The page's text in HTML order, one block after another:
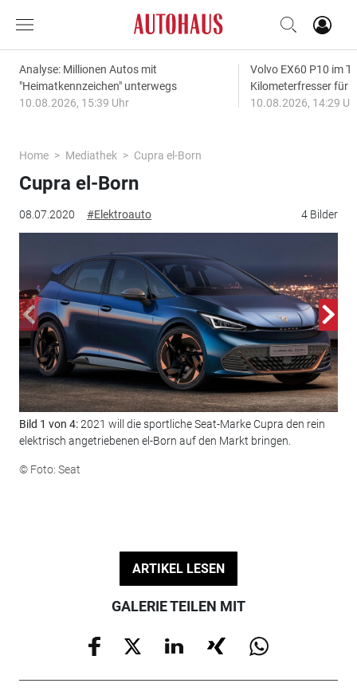
Analyse: Millionen Autos mit
"Heimatkennzeichen" unterwegs
10.08.2026, 15:39 Uhr
Volvo EX60 P10 im
Kilometerfresser für
10.08.2026, 14:29
Home Mediathek Cupra el-Born
08.07.2020 #Elektroauto 4 Bilder
Cupra el-Born
Bild 1 von 4:2021 will die sportliche Seat-Marke Cupra den rein
elektrisch angetriebenen el-Born auf den Markt bringen.
© Foto: Seat
ARTIKEL LESEN
GALERIE TEILEN MIT